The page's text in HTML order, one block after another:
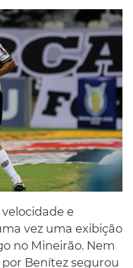
e
vez uma exibição
no Mineirão. Nem
Benítez segurou